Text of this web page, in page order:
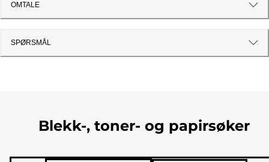
OMTALE
SPØRSMÅL
Blekk-, toner- og papirsøker